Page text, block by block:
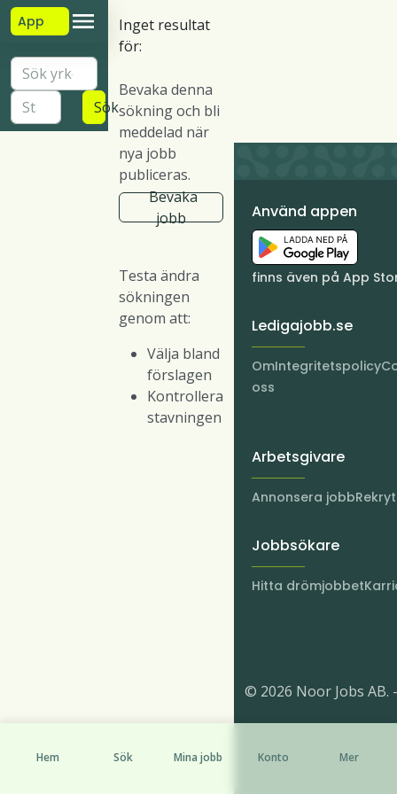
App
Sök
Inget resultat
för:
Bevaka denna
sökning och bli
meddelad när
nya jobb
publiceras.
Bevaka
jobb
Testa ändra
sökningen
genom att:
Välja bland
förslagen
Kontrollera
stavningen
Använd appen
finns även på App
Ledigajobb.se
Om
oss
Integritetspolicy
Arbetsgivare
Annonsera jobb
Jobbsökare
Hitta drömjobbet
© 2026 Noor Jobs AB.
Hem Sök Mina jobb Konto Mer